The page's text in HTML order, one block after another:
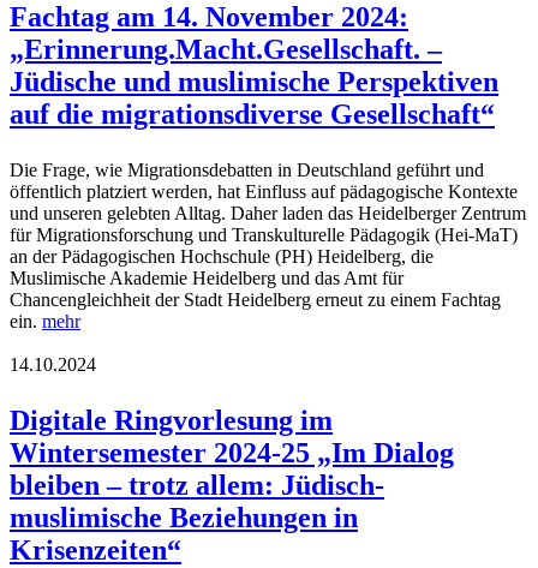
Fachtag am 14. November 2024:
„Erinnerung.Macht.Gesellschaft. –
Jüdische und muslimische Perspektiven
auf die migrationsdiverse Gesellschaft“
Die Frage, wie Migrationsdebatten in Deutschland geführt und
öffentlich platziert werden, hat Einfluss auf pädagogische Kontexte
und unseren gelebten Alltag. Daher laden das Heidelberger Zentrum
für Migrationsforschung und Transkulturelle Pädagogik (Hei-MaT)
an der Pädagogischen Hochschule (PH) Heidelberg, die
Muslimische Akademie Heidelberg und das Amt für
Chancengleichheit der Stadt Heidelberg erneut zu einem Fachtag
ein. mehr
14.10.2024
Digitale Ringvorlesung im
Wintersemester 2024-25 „Im Dialog
bleiben – trotz allem: Jüdisch-
muslimische Beziehungen in
Krisenzeiten“